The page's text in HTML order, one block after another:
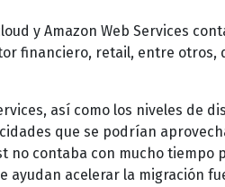
y Amazon Web Services
financiero, retail, entre otros,
así como los niveles de
que se podrían
no contaba con mucho tiempo
ayudan acelerar la migración